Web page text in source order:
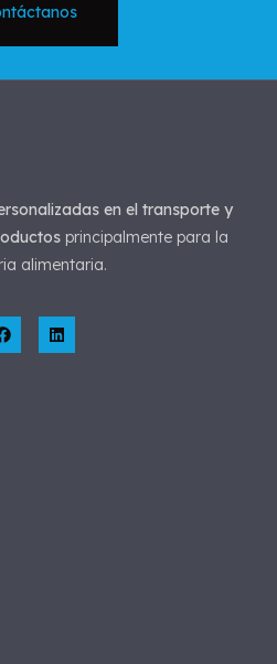
en el transporte y
principalmente para la
alimentaria.